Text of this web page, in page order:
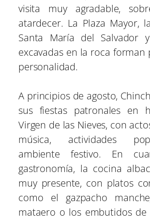
visita muy agradable,
atardecer. La Plaza Mayor,
Santa María del Salvador
excavadas en la roca forman
personalidad.
A principios de agosto,
sus fiestas patronales en
Virgen de las Nieves, con
música, actividades
ambiente festivo. En
gastronomía, la cocina
muy presente, con platos
como el gazpacho
mataero o los embutidos de